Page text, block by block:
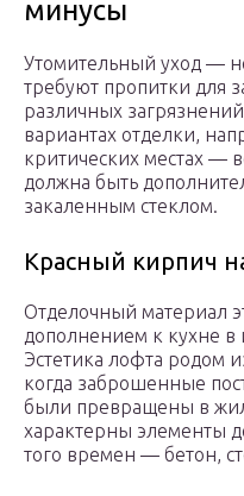
минусы
Утомительный уход —
требуют пропитки для
различных
вариантах отделки,
критических местах —
должна быть
закаленным стеклом.
Красный кирпич
Отделочный материал
дополнением к кухне в
Эстетика лофта родом
когда заброшенные
были превращены в
характерны элементы
того времен — бетон,